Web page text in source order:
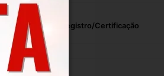
OEM:
Número De Registro/certificação
INMETRO:
Modelo:
SKU: